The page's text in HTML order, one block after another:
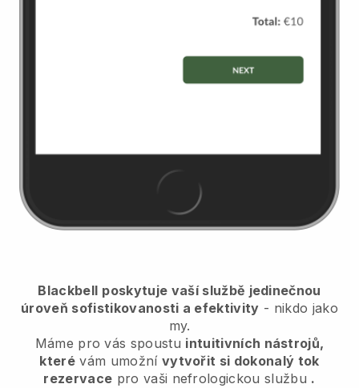
Blackbell poskytuje vaší službě jedinečnou
úroveň sofistikovanosti a efektivity - nikdo jako
my.
Máme pro vás spoustu intuitivních nástrojů,
které vám umožní vytvořit si dokonalý tok
rezervace pro vaši nefrologickou službu .